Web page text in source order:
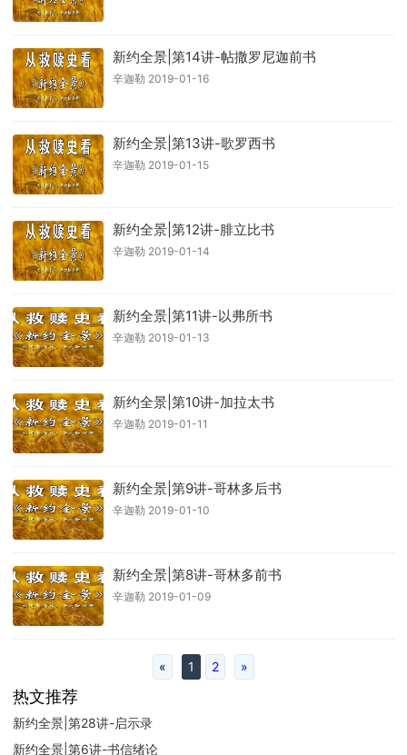
新约全景|第14讲-帖撒罗尼迦前书
辛迦勒 2019-01-16
新约全景|第13讲-歌罗西书
辛迦勒 2019-01-15
新约全景|第12讲-腓立比书
辛迦勒 2019-01-14
新约全景|第11讲-以弗所书
辛迦勒 2019-01-13
新约全景|第10讲-加拉太书
辛迦勒 2019-01-11
新约全景|第9讲-哥林多后书
辛迦勒 2019-01-10
新约全景|第8讲-哥林多前书
辛迦勒 2019-01-09
« 1 2 »
热文推荐
新约全景|第28讲-启示录
新约全景|第6讲-书信绪论